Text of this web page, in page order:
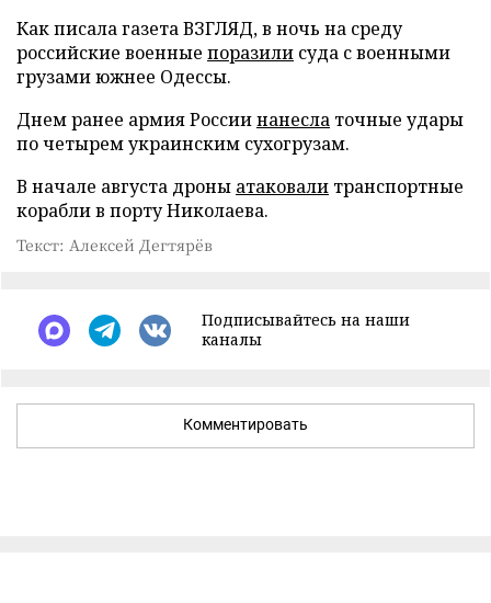
Как писала газета ВЗГЛЯД, в ночь на среду
российские военные поразили суда с военными
грузами южнее Одессы.
Днем ранее армия Россиинанесла точные удары
по четырем украинским сухогрузам.
В начале августа дроны атаковали транспортные
корабли в порту Николаева.
Текст: Алексей Дегтярёв
Подписывайтесь на наши
каналы
Комментировать